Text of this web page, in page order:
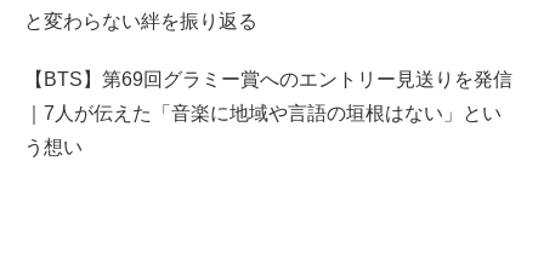
と変わらない絆を振り返る
【BTS】第69回グラミー賞へのエントリー見送りを発信
｜7人が伝えた「音楽に地域や言語の垣根はない」とい
う想い